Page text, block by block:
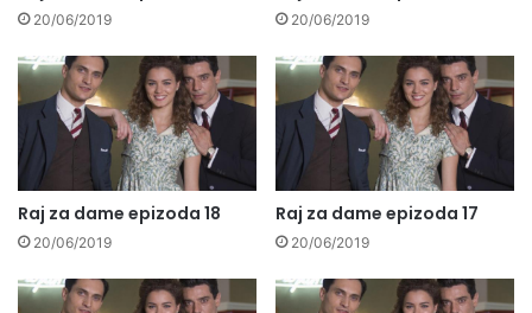
20/06/2019 20/06/2019
Raj za dame epizoda 18
20/06/2019
Raj za dame epizoda 17
20/06/2019